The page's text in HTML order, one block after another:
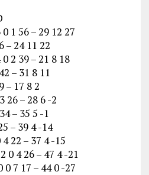
1 56 – 29 12 27
– 24 11 22
2 39 – 21 8 18
– 31 8 11
– 17 8 2
26 – 28 6 -2
– 35 5 -1
– 39 4 -14
22 – 37 4 -15
0 4 26 – 47 4 -21
7 17 – 44 0 -27